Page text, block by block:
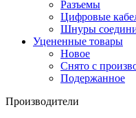
Разъемы
Цифровые
Шнуры
Уцененные товары
Новое
Снято с
Подержанное
Производители